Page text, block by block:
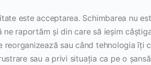
este acceptarea. Schimbarea nu
ne raportăm și din care să ieșim
reorganizează sau când tehnologia îți
sau a privi situația ca pe o